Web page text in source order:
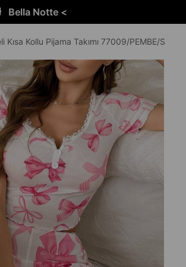
Kollu Pijama Takımı 77009/PEMBE/S